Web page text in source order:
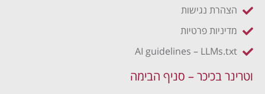
הצהרת נגישות
מדיניות פרטיות
AI guidelines – LLMs.txt
וטרינר בכיכר – סניף הבימה